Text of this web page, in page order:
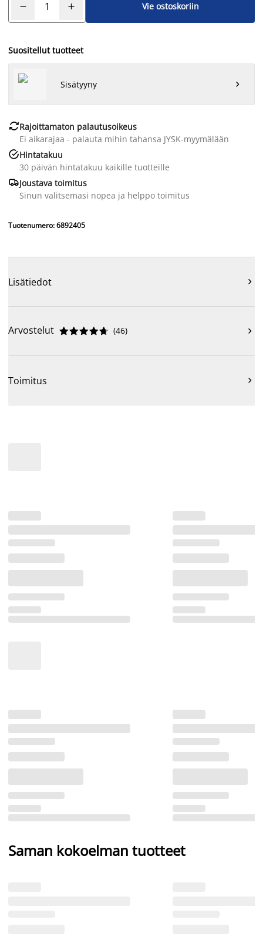
Vie ostoskoriin
Suositellut tuotteet
Sisätyyny 
Rajoittamaton palautusoikeus
Ei aikarajaa - palauta mihin tahansa JYSK-myymälään
Hintatakuu
30 päivän hintatakuu kaikille tuotteille
Joustava toimitus
Sinun valitsemasi nopea ja helppo toimitus
Tuotenumero: 6892405
Lisätiedot 
Arvostelut 




 (46) 
Toimitus 
Saman kokoelman tuotteet